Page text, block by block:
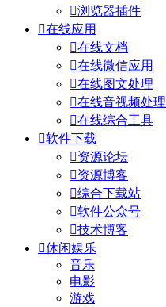
浏览器插件
在线应用
在线文档
在线微信应用
在线图文处理
在线音视频处理
在线综合工具
软件下载
资源论坛
资源博客
综合下载站
软件公众号
技术博客
休闲娱乐
音乐
电影
游戏